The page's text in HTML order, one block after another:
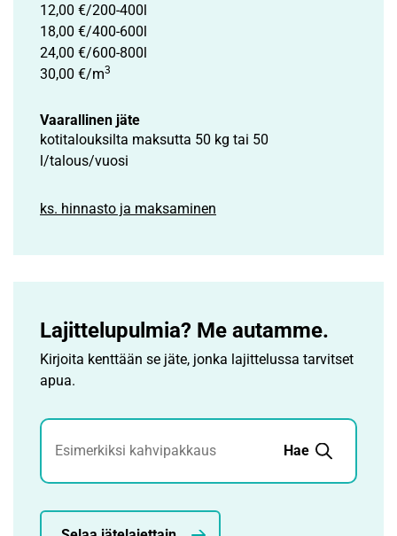
12,00 €/200-400l
18,00 €/400-600l
24,00 €/600-800l
30,00 €/m3
Vaarallinen jäte
kotitalouksilta maksutta 50 kg tai 50
l/talous/vuosi
ks. hinnasto ja maksaminen
Lajittelupulmia? Me autamme.
Kirjoita kenttään se jäte, jonka lajittelussa tarvitset
apua.
Jätehaku
Hae